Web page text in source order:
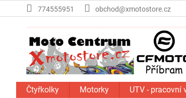
na
774555951 obchod@xmotostore.cz
Čtyřkolky Motorky UTV - pracovní